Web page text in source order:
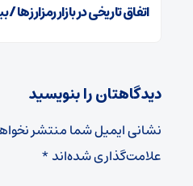
اتفاق تاریخی در بازار
دیدگاهتان را بنویسید
نشانی ایمیل شما منتشر
علامت‌گذاری شده‌اند*